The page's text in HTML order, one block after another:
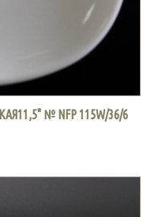
№ NFP 115W/36/6